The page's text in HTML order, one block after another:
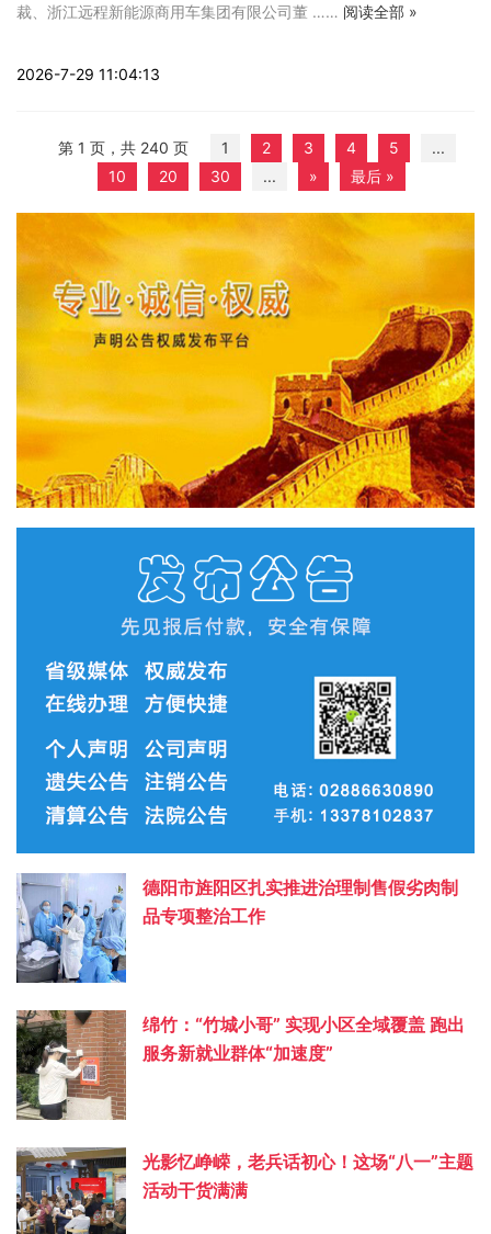
裁、浙江远程新能源商用车集团有限公司董 …… 阅读全部 »
2026-7-29 11:04:13
第 1 页，共 240 页 1 2 3 4 5
...
10
20 30 ... » 最后 »
德阳市旌阳区扎实推进治理制售假劣肉制
品专项整治工作
绵竹：“竹城小哥” 实现小区全域覆盖 跑出
服务新就业群体“加速度”
光影忆峥嵘，老兵话初心！这场“八一”主题
活动干货满满